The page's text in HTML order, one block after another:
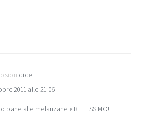
dice
2011 alle 21:06
pane alle melanzane è BELLISSIMO!